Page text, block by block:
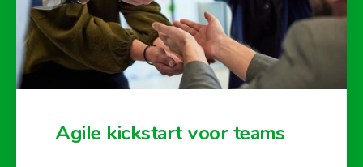
Agile kickstart voor teams